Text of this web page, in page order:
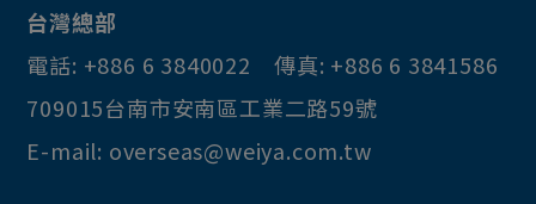
鎖鈎
台灣總部
電話: +886 6 3840022 傳真: +886 6 3841586
709015台南市安南區工業二路59號
E-mail: overseas@weiya.com.tw